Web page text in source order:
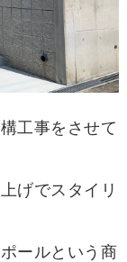
工事をさせて
げでスタイリ
ールという商